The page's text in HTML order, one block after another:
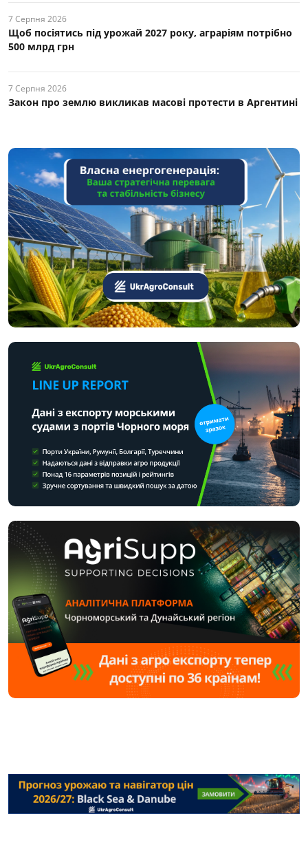
7 Серпня 2026
Щоб посіятись під урожай 2027 року, аграріям потрібно
500 млрд грн
7 Серпня 2026
Закон про землю викликав масові протести в Аргентині